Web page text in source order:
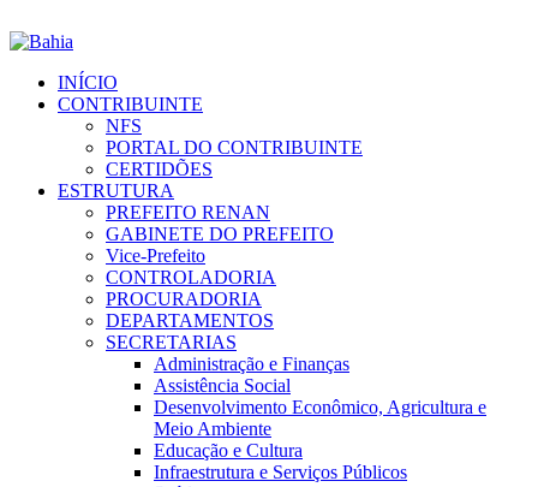
INÍCIO
CONTRIBUINTE
NFS
PORTAL DO CONTRIBUINTE
CERTIDÕES
ESTRUTURA
PREFEITO RENAN
GABINETE DO PREFEITO
Vice-Prefeito
CONTROLADORIA
PROCURADORIA
DEPARTAMENTOS
SECRETARIAS
Administração e Finanças
Assistência Social
Desenvolvimento Econômico, Agricultura e
Meio Ambiente
Educação e Cultura
Infraestrutura e Serviços Públicos